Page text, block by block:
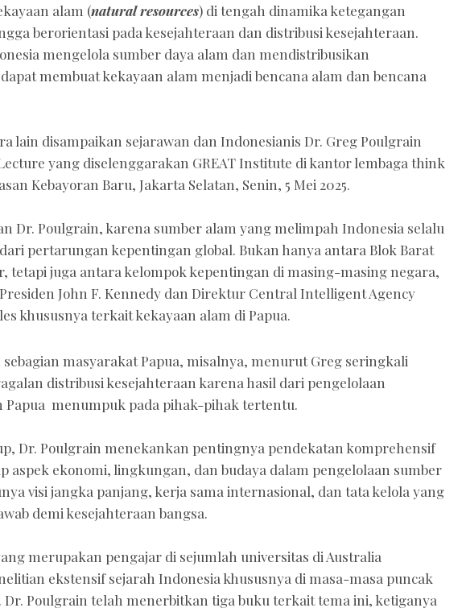
alam (natural resources) di tengah dinamika ketegangan
berorientasi pada kesejahteraan dan distribusi kesejahteraan.
mengelola sumber daya alam dan mendistribusikan
membuat kekayaan alam menjadi bencana alam dan bencana
lain disampaikan sejarawan dan Indonesianis Dr. Greg Poulgrain
yang diselenggarakan GREAT Institute di kantor lembaga think
Kebayoran Baru, Jakarta Selatan, Senin, 5 Mei 2025.
Dr. Poulgrain, karena sumber alam yang melimpah Indonesia selalu
pertarungan kepentingan global. Bukan hanya antara Blok Barat
tetapi juga antara kelompok kepentingan di masing-masing negara,
John F. Kennedy dan Direktur Central Intelligent Agency
khususnya terkait kekayaan alam di Papua.
sebagian masyarakat Papua, misalnya, menurut Greg seringkali
distribusi kesejahteraan karena hasil dari pengelolaan
Papua menumpuk pada pihak-pihak tertentu.
Dr. Poulgrain menekankan pentingnya pendekatan komprehensif
aspek ekonomi, lingkungan, dan budaya dalam pengelolaan sumber
visi jangka panjang, kerja sama internasional, dan tata kelola yang
demi kesejahteraan bangsa.
merupakan pengajar di sejumlah universitas di Australia
ekstensif sejarah Indonesia khususnya di masa-masa puncak
Dr. Poulgrain telah menerbitkan tiga buku terkait tema ini, ketiganya